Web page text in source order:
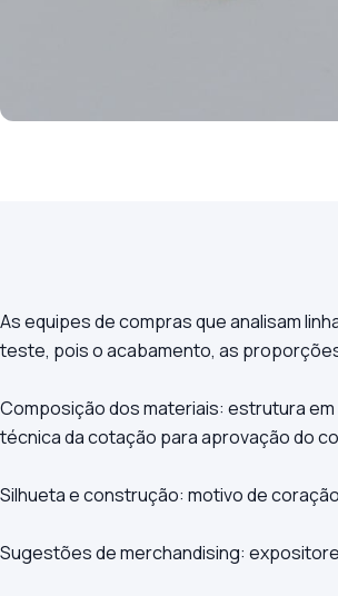
As equipes de compras que analisam
teste, pois o acabamento, as
Composição dos materiais: estrutura
técnica da cotação para aprovação do
Silhueta e construção: motivo de
Sugestões de merchandising: